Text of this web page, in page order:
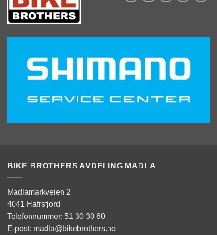
BIKE BROTHERS AVDELING MADLA
Madlamarkveien 2
4041 Hafrsfjord
Telefonnummer: 51 30 30 60
E-post: madla@bikebrothers.no